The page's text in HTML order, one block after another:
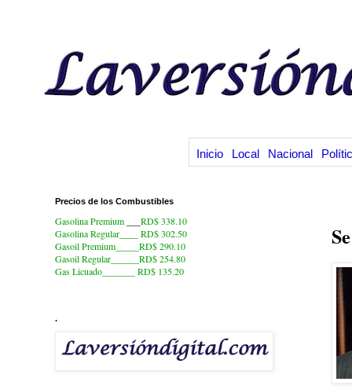
Inicio Local Nacional
Precios de los Combustibles
Gasolina Premium
RD$ 338.10
Gasolina Regular____ RD$ 302.50
Gasoil Premium_____RD$ 290.10
Gasoil Regular______RD$ 254.80
Gas Licuado_______
RD$ 135.20
.